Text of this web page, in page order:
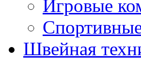
Игровые
Швейная